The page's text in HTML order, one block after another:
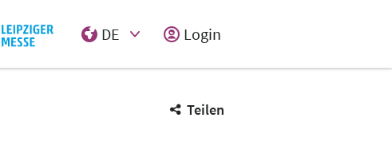
DE
Login
Teilen